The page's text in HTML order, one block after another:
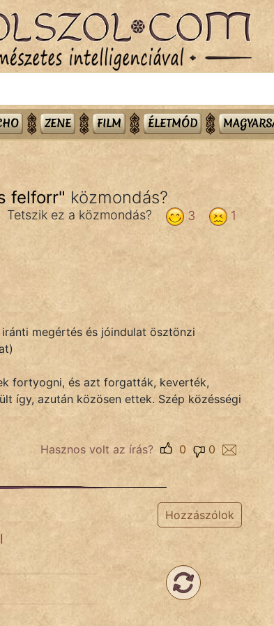
ZENE FILM ÉLETMÓD
felforr" közmondás?
1
3
Tetszik ez a közmondás?
megértés és jóindulat ösztönzi
fortyogni, és azt forgatták, keverték,
így, azután közösen ettek. Szép közésségi
Hasznos volt az írás? 0
0
Hozzászólok